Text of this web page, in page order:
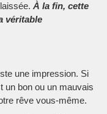
À la fin, cette
véritable
une impression. Si
un bon ou un mauvais
rêve vous-même.